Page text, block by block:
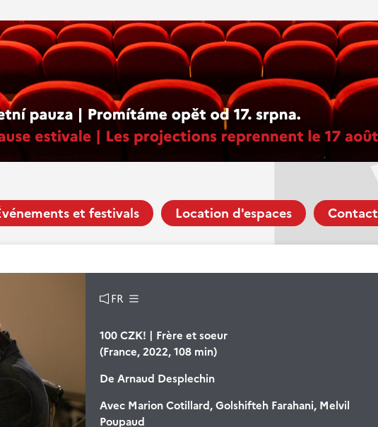
et festivals Location d'espaces Contact
FR
100 CZK! | Frère et soeur
(France, 2022, 108 min)
De Arnaud Desplechin
AvecMarion Cotillard, Golshifteh Farahani, Melvil
Poupaud